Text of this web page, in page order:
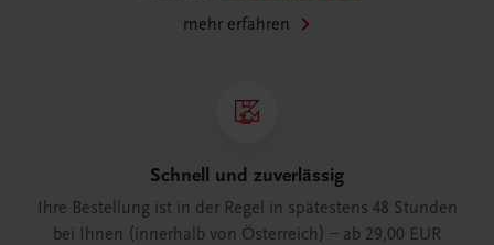
mehr erfahren
Schnell und zuverlässig
Ihre Bestellung ist in der Regel in spätestens 48 Stunden
bei Ihnen (innerhalb von Österreich) – ab 29,00 EUR